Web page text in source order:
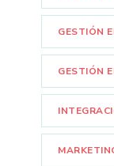
GESTIÓN
GESTIÓN